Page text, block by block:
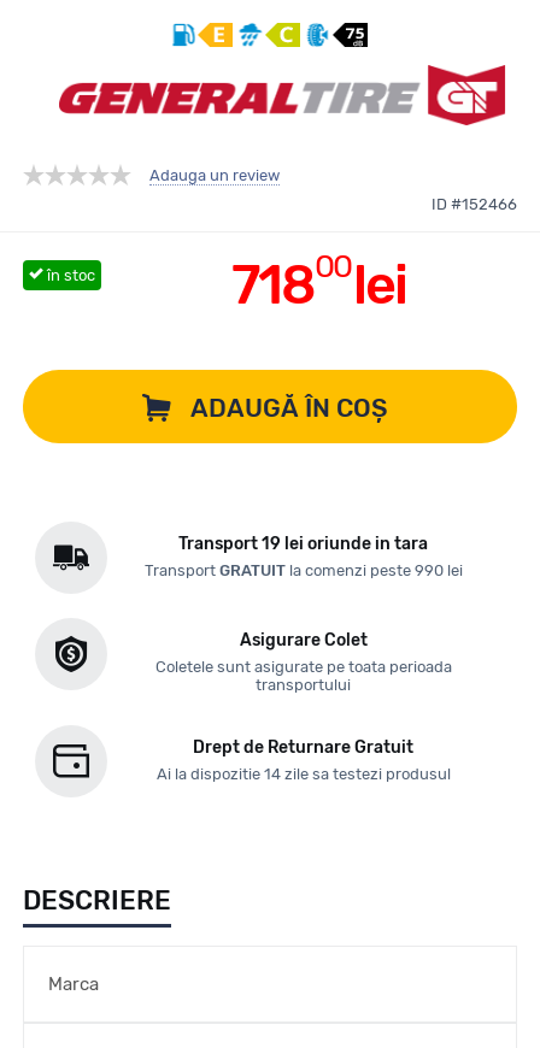
Adauga un review
ID #152466
71800lei
în stoc
ADAUGĂ ÎN COȘ
Transport 19 lei oriunde in tara
Transport GRATUITla comenzi peste 990 lei
Asigurare Colet
Coletele sunt asigurate pe toata perioada
transportului
Drept de Returnare Gratuit
Ai la dispozitie 14 zile sa testezi produsul
DESCRIERE
Marca